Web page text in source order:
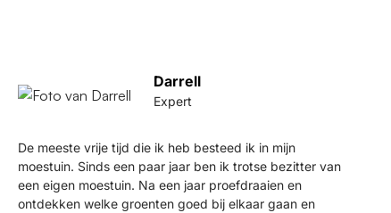
Darrell
Expert
De meeste vrije tijd die ik heb besteed ik in mijn
moestuin. Sinds een paar jaar ben ik trotse bezitter van
een eigen moestuin. Na een jaar proefdraaien en
ontdekken welke groenten goed bij elkaar gaan en